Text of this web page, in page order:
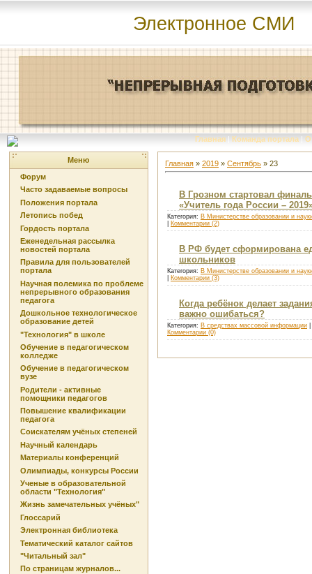
Электронное СМИ
Главная | Команда портала | О
Меню
Форум
Часто задаваемые вопросы
Положения портала
Летопись побед
Гордость портала
Еженедельная рассылка
новостей портала
Правила для пользователей
портала
Научная полемика по проблеме
непрерывного образования
педагога
Дошкольное технологическое
образование детей
"Технология" в школе
Обучение в педагогическом
колледже
Обучение в педагогическом
вузе
Родители - активные
помощники педагогов
Повышение квалификации
педагога
Соискателям учёных степеней
Научный календарь
Материалы конференций
Олимпиады, конкурсы России
Ученые в образовательной
области "Технология"
Жизнь замечательных учёных"
Глоссарий
Электронная библиотека
Тематический каталог сайтов
"Читальный зал"
По страницам журналов...
Главная » 2019 » Сентябрь » 23
В Грозном стартовал
«Учитель года России –
Категория: В Министерстве образовании и
Комментарии (2)
В РФ будет сформирована
школьников
Категория: В Министерстве образовании и
Комментарии (3)
Когда ребёнок делает
важно ошибаться?
Категория: В средствах массовой информации
Комментарии (0)